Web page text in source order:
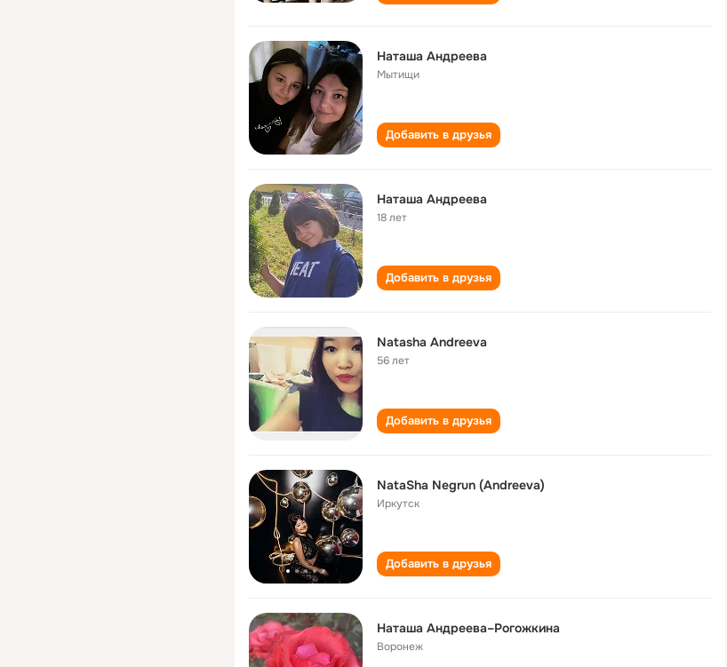
Наташа Андреева
Мытищи
Добавить в друзья
Наташа Андреева
18 лет
Добавить в друзья
Natasha Andreeva
56 лет
Добавить в друзья
NataSha Negrun (Andreeva)
Иркутск
Добавить в друзья
Наташа Андреева–Рогожкина
Воронеж